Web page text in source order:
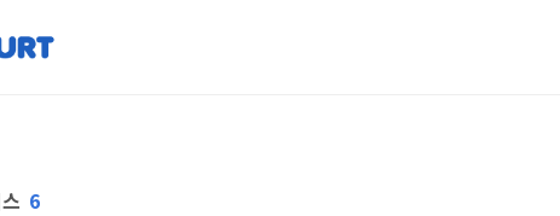
6